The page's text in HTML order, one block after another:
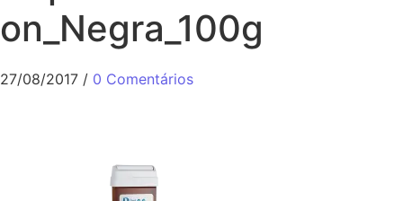
on_Negra_100g
27/08/2017 / 0 Comentários